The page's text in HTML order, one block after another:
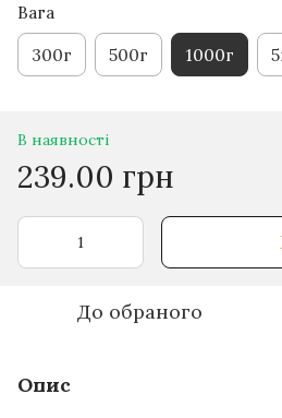
Вага
300г 500г 1000г
В наявності
239.00 грн
До обраного
Опис